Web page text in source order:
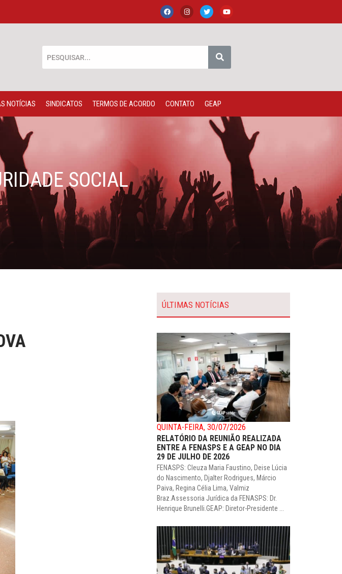
NOTÍCIAS SINDICATOS TERMOS DE ACORDO CONTATO GEAP
SOCIAL
ÚLTIMAS NOTÍCIAS
QUINTA-FEIRA, 30/07/2026
RELATÓRIO DA REUNIÃO REALIZADA
ENTRE A FENASPS E A GEAP NO DIA
29 DE JULHO DE 2026
FENASPS: Cleuza Maria Faustino, Deise Lúcia
do Nascimento, Djalter Rodrigues, Márcio
Paiva, Regina Célia Lima, Valmiz
Braz.Assessoria Jurídica da FENASPS: Dr.
Henrique Brunelli.GEAP: Diretor-Presidente ...